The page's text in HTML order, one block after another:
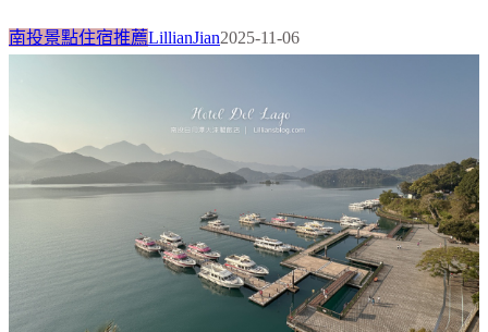
南投景點住宿推薦LillianJian2025-11-06